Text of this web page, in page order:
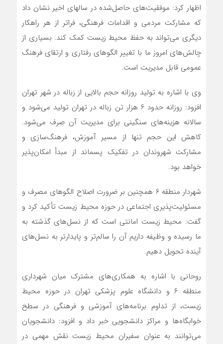
اظهار کرد: موفقیت‌های حاصل‌شده در سالهای اخیر نشان داد
که مشارکت مردمی و اقدامات فرهنگی، فراتر از هر راهکار
دیگری می‌تواند به حفظ محیط زیست کمک کند. بسیاری از
چالش‌های امروز ما با تغییر الگوهای رفتاری و ارتقای فرهنگ
عمومی قابل مدیریت است.
وی با اشاره به تولید روزانه حجم بالایی از زباله در شهر تهران
افزود: روزانه حدود ۶ هزار تن زباله در تهران تولید می‌شود و
سالانه هزینه‌های سنگینی برای مدیریت آن صرف می‌شود.
کاهش این حجم تنها از مسیر آموزش، فرهنگ‌سازی و
مشارکت شهروندان در تفکیک پسماند از مبدأ امکان‌پذیر
خواهد بود.
شهردار منطقه ۶ همچنین بر ضرورت اصلاح الگوهای مصرف و
مسئولیت‌پذیری اجتماعی در حوزه محیط زیست تأکید کرد و
گفت: محیط زیست امانتی است که از نسل‌های گذشته به
ما رسیده و وظیفه داریم آن را سالم‌تر و پایدارتر به نسل‌های
آینده تحویل دهیم.
روحانی با اشاره به همکاری‌های مشترک میان شهرداری
منطقه ۶ و دانشگاه علوم پزشکی تهران در حوزه محیط
زیست، از تداوم برنامه‌های آموزشی و فرهنگی در سطح
خوابگاه‌ها و مراکز دانشجویی خبر داد و افزود: دانشجویان
می‌توانند به عنوان سفیران محیط زیست نقش مهمی در